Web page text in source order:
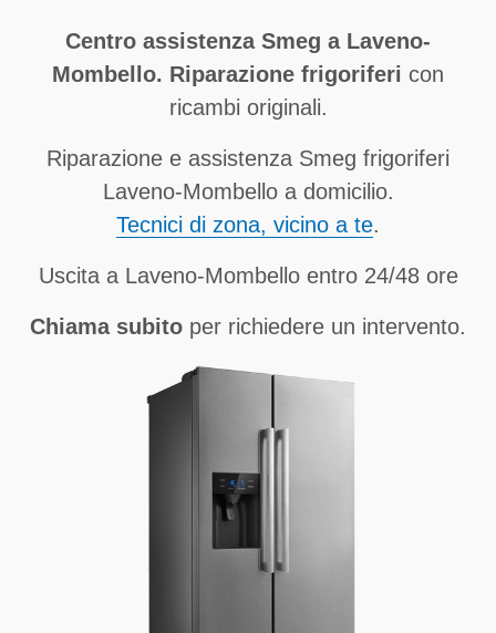
Centro assistenza Smeg a Laveno-
Mombello. Riparazione frigoriferi con
ricambi originali.
Riparazione e assistenza Smeg frigoriferi
Laveno-Mombello a domicilio.
Tecnici di zona, vicino a te.
Uscita a Laveno-Mombello entro 24/48 ore
Chiama subito per richiedere un intervento.